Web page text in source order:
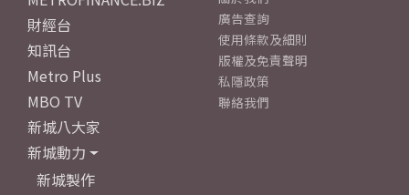
財經台
知訊台
Metro Plus
MBO TV
新城八大家
新城動力
新城製作
廣告查詢
使用條款及細則
版權及免責聲明
私隱政策
聯絡我們